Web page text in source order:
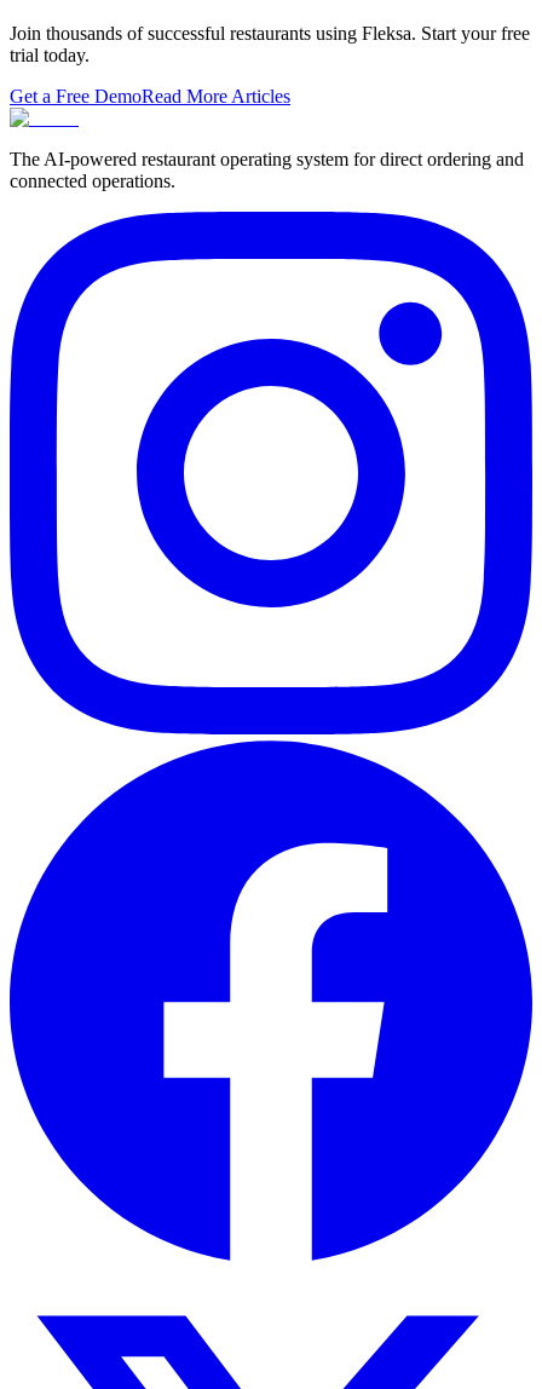
Join thousands of successful restaurants using Fleksa. Start your free
trial today.
Get a Free DemoRead More Articles
The AI-powered restaurant operating system for direct ordering and
connected operations.